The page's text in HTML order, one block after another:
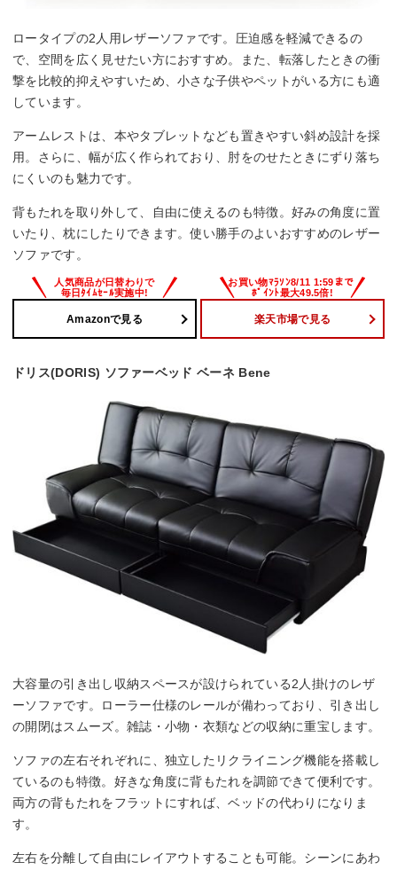
ロータイプの2人用レザーソファです。圧迫感を軽減できるの
で、空間を広く見せたい方におすすめ。また、転落したときの衝
撃を比較的抑えやすいため、小さな子供やペットがいる方にも適
しています。
アームレストは、本やタブレットなども置きやすい斜め設計を採
用。さらに、幅が広く作られており、肘をのせたときにずり落ち
にくいのも魅力です。
背もたれを取り外して、自由に使えるのも特徴。好みの角度に置
いたり、枕にしたりできます。使い勝手のよいおすすめのレザー
ソファです。
Amazonで見る 楽天市場で見る
ドリス(DORIS) ソファーベッド ベーネ Bene
大容量の引き出し収納スペースが設けられている2人掛けのレザ
ーソファです。ローラー仕様のレールが備わっており、引き出し
の開閉はスムーズ。雑誌・小物・衣類などの収納に重宝します。
ソファの左右それぞれに、独立したリクライニング機能を搭載し
ているのも特徴。好きな角度に背もたれを調節できて便利です。
両方の背もたれをフラットにすれば、ベッドの代わりになりま
す。
左右を分離して自由にレイアウトすることも可能。シーンにあわ